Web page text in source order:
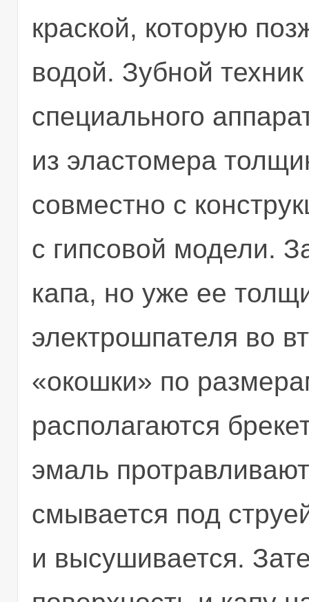
краской, которую
водой. Зубной
специального
из эластомера
совместно с
с гипсовой модели.
капа, но уже ее
электрошпателя во
«окошки» по
располагаются
эмаль
смывается под
и высушивается.